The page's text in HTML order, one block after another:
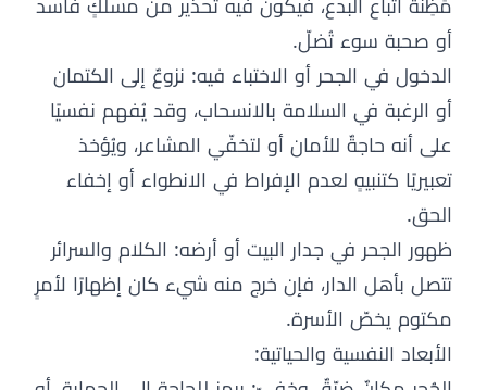
أو صحبة سوء تُضلّ.
الدخول في الجحر أو الاختباء فيه: نزوعٌ إلى الكتمان
أو الرغبة في السلامة بالانسحاب، وقد يُفهم نفسيًا
على أنه حاجةٌ للأمان أو لتخفّي المشاعر، ويُؤخذ
تعبيريًا كتنبيهٍ لعدم الإفراط في الانطواء أو إخفاء
الحق.
ظهور الجحر في جدار البيت أو أرضه: الكلام والسرائر
تتصل بأهل الدار، فإن خرج منه شيء كان إظهارًا لأمرٍ
مكتوم يخصّ الأسرة.
الأبعاد النفسية والحياتية: